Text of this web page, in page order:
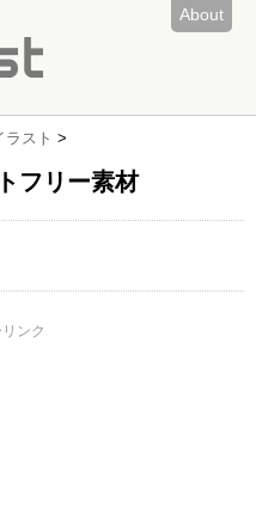
About
スト >
フリー素材
ンク